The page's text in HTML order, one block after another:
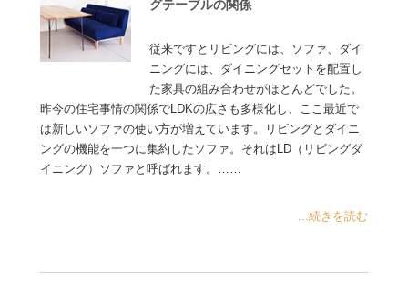
グテーブルの関係
従来ですとリビングには、ソファ、ダイ
ニングには、ダイニングセットを配置し
た家具の組み合わせがほとんどでした。
昨今の住宅事情の関係でLDKの広さも多様化し、ここ最近で
は新しいソファの使い方が増えています。リビングとダイニ
ングの機能を一つに集約したソファ。それはLD（リビングダ
イニング）ソファと呼ばれます。……
...続きを読む